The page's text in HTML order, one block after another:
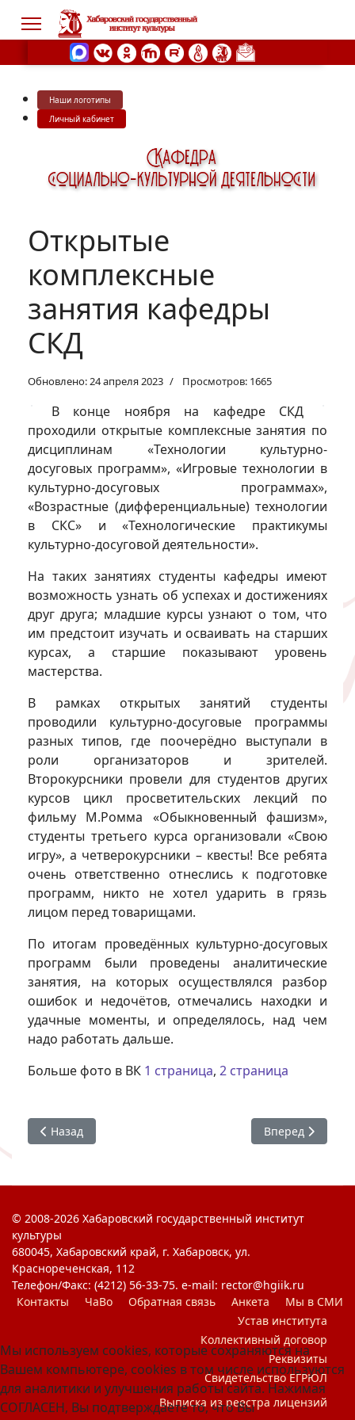
Наши логотипы
Личный кабинет
Открытые
комплексные
занятия кафедры
СКД
Обновлено: 24 апреля 2023 Просмотров: 1665
В конце ноября на кафедре СКД
проходили открытые комплексные занятия по
дисциплинам «Технологии культурно-
досуговых программ», «Игровые технологии в
культурно-досуговых программах»,
«Возрастные (дифференциальные) технологии
в СКС» и «Технологические практикумы
культурно-досуговой деятельности».
На таких занятиях студенты кафедры имеют
возможность узнать об успехах и достижениях
друг друга; младшие курсы узнают о том, что
им предстоит изучать и осваивать на старших
курсах, а старшие показывают уровень
мастерства.
В рамках открытых занятий студенты
проводили культурно-досуговые программы
разных типов, где поочерёдно выступали в
роли организаторов и зрителей.
Второкурсники провели для студентов других
курсов цикл просветительских лекций по
фильму М.Ромма «Обыкновенный фашизм»,
студенты третьего курса организовали «Свою
игру», а четверокурсники – квесты! Все ребята
очень ответственно отнеслись к подготовке
программ, никто не хотел ударить в грязь
лицом перед товарищами.
По итогам проведённых культурно-досуговых
программ были проведены аналитические
занятия, на которых осуществлялся разбор
ошибок и недочётов, отмечались находки и
удачные моменты, и определялось, над чем
надо работать дальше.
Больше фото в ВК 1 страница, 2 страница
Предыдущий: Алые паруса
Назад Следующий:
Вперед
© 2008-2026 Хабаровский государственный институт
культуры
680045, Хабаровский край, г. Хабаровск, ул.
Краснореченская, 112
Телефон/Факс: (4212) 56-33-75. e-mail: rector@hgiik.ru
Контакты
ЧаВо Обратная связь Анкета
Мы в СМИ
Устав института
Коллективный договор
Реквизиты
Свидетельство ЕГРЮЛ
Выписка из реестра лицензий
Мы используем cookies, которые сохраняются на
Вашем компьютере, cookies в том числе используются
для аналитики и улучшения работы сайта. Нажимая
СОГЛАСЕН, Вы подтверждаете то, что Вы